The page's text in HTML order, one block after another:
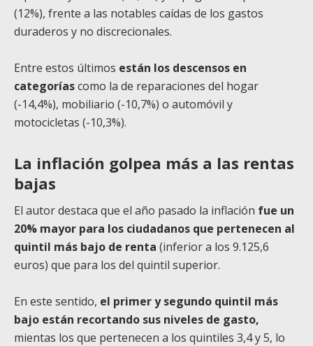
(12%), frente a las notables caídas de los gastos
duraderos y no discrecionales.
Entre estos últimos están los descensos en
categoríascomo la de reparaciones del hogar
(-14,4%), mobiliario (-10,7%) o automóvil y
motocicletas (-10,3%).
La inflación golpea más a las rentas
bajas
El autor destaca que el año pasado la inflación fue un
20% mayor para los ciudadanos que pertenecen al
quintil más bajo de renta (inferior a los 9.125,6
euros) que para los del quintil superior.
En este sentido, el primer y segundo quintil más
bajo están recortando sus niveles de gasto,
mientas los que pertenecen a los quintiles 3,4 y 5, lo